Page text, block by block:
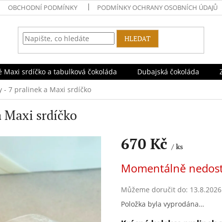
OBCHODNÍ PODMÍNKY PODMÍNKY OCHRANY OSOBNÍCH ÚDAJŮ
HLEDAT
Maxi srdíčko a tabulková čokoláda Dubajská čokoláda
- 7 pralinek a Maxi srdíčko
Maxi srdíčko
670 Kč/ ks
cena:
Momentálně
Můžeme doručit do: 13.8.2026
Položka byla vyprodána…